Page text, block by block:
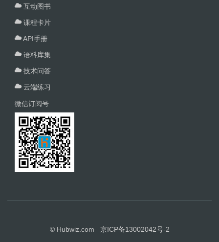
互动图书
课程卡片
API手册
语料库集
技术问答
云端练习
微信订阅号
© Hubwiz.com 京ICP备13002042号-2